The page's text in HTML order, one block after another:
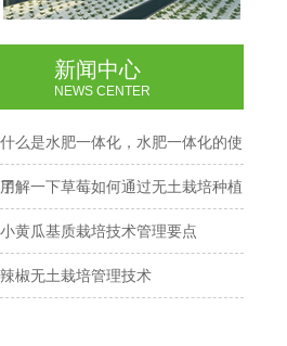
新闻中心
NEWS CENTER
什么是水肥一体化，水肥一体化的使
用
了解一下草莓如何通过无土栽培种植
小黄瓜基质栽培技术管理要点
辣椒无土栽培管理技术